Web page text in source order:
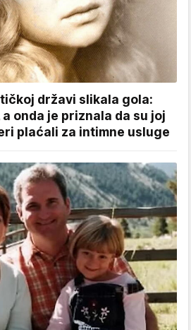
državi slikala gola:
onda je priznala da su joj
plaćali za intimne usluge